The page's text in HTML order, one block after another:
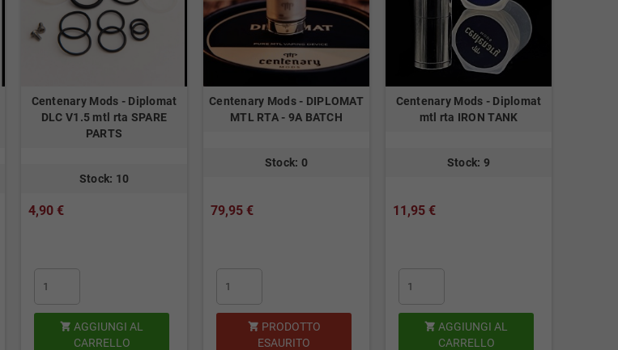
Centenary Mods - Diplomat
DLC V1.5 mtl rta SPARE
PARTS
Stock: 10
4,90 €
 AGGIUNGI AL
CARRELLO
Centenary Mods - DIPLOMAT
MTL RTA - 9A BATCH
Stock: 0
79,95 €
 PRODOTTO
ESAURITO
Centenary Mods - Diplomat
mtl rta IRON TANK
Stock: 9
11,95 €
 AGGIUNGI AL
CARRELLO